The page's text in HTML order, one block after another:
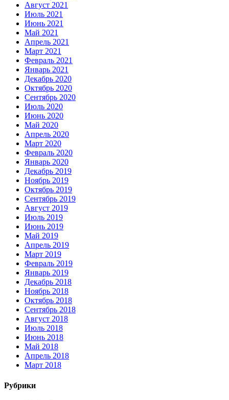
Август 2021
Июль 2021
Июнь 2021
Май 2021
Апрель 2021
Март 2021
Февраль 2021
Январь 2021
Декабрь 2020
Октябрь 2020
Сентябрь 2020
Июль 2020
Июнь 2020
Май 2020
Апрель 2020
Март 2020
Февраль 2020
Январь 2020
Декабрь 2019
Ноябрь 2019
Октябрь 2019
Сентябрь 2019
Август 2019
Июль 2019
Июнь 2019
Май 2019
Апрель 2019
Март 2019
Февраль 2019
Январь 2019
Декабрь 2018
Ноябрь 2018
Октябрь 2018
Сентябрь 2018
Август 2018
Июль 2018
Июнь 2018
Май 2018
Апрель 2018
Март 2018
Рубрики